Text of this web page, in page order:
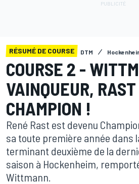
RÉSUMÉ DE COURSE DTM
COURSE 2 -
VAINQUEUR, RAST
CHAMPION !
René Rast est devenu
sa toute première année dans
terminant deuxième de la
saison à Hockenheim,
Wittmann.